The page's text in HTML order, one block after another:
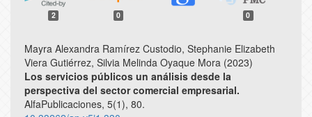
2 0 0
Mayra Alexandra Ramírez Custodio, Stephanie Elizabeth
Viera Gutiérrez, Silvia Melinda Oyaque Mora (2023)
Los servicios públicos un análisis desde la
perspectiva del sector comercial empresarial.
AlfaPublicaciones, 5(1), 80.